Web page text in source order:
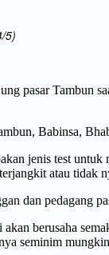
5)
pasar Tambun
Babinsa,
jenis test
atau tidak
dan pedagang
berusaha
seminim